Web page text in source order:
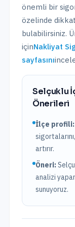
önemli bir
özelinde
bulabilirsiniz.
içinNakliyat
sayfasını
Selçuklu
Önerileri
İlçe profili:
artırır.
Öneri:
analizi
sunuyoruz.